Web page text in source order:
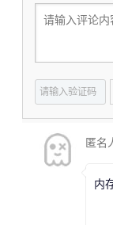
匿名
内